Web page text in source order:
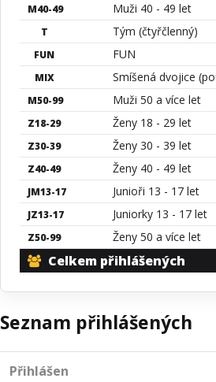
M40-49 Muži 40 - 49 let
T Tým (čtyřčlenný)
FUN FUN
MIX Smíšená dvojice
M50-99 Muži 50 a více let
Z18-29 Ženy 18 - 29 let
Z30-39 Ženy 30 - 39 let
Z40-49 Ženy 40 - 49 let
JM13-17 Junioři 13 - 17 let
JZ13-17 Juniorky 13 - 17 let
Z50-99 Ženy 50 a více let
Celkem přihlášených
Seznam přihlášených
Přihlášen